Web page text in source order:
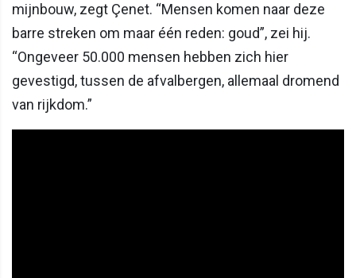
mijnbouw, zegt Çenet. “Mensen komen naar deze
barre streken om maar één reden: goud”, zei hij.
“Ongeveer 50.000 mensen hebben zich hier
gevestigd, tussen de afvalbergen, allemaal dromend
van rijkdom.”